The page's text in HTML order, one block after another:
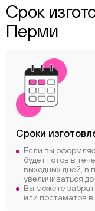
Срок
Перми
Сроки
Если вы
будет готов в
выходных дней, в
увеличиваться
Вы можете
или постаматов